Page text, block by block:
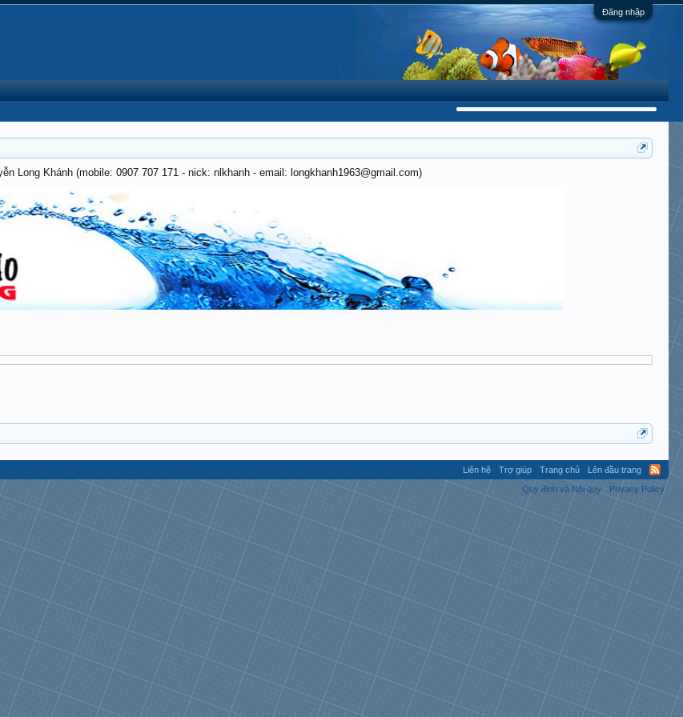
Đăng nhập
Long Khánh (mobile: 0907 707 171 - nick: nlkhanh - email: longkhanh1963@gmail.com)
Liên hệ Trợ giúp Trang chủ
Lên đầu trang
Quy định và Nội quy
Privacy Policy